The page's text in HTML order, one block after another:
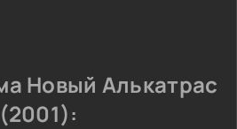
Новый Алькатрас
(2001):